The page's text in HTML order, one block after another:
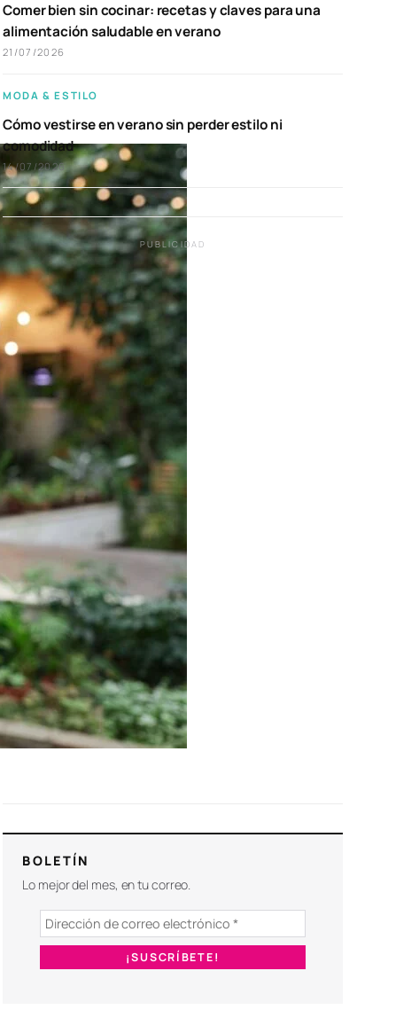
Comer bien sin cocinar: recetas y claves para una
alimentación saludable en verano
21/07/2026
MODA & ESTILO
Cómo vestirse en verano sin perder estilo ni
comodidad
14/07/2026
PUBLICIDAD
BOLETÍN
Lo mejor del mes, en tu correo.